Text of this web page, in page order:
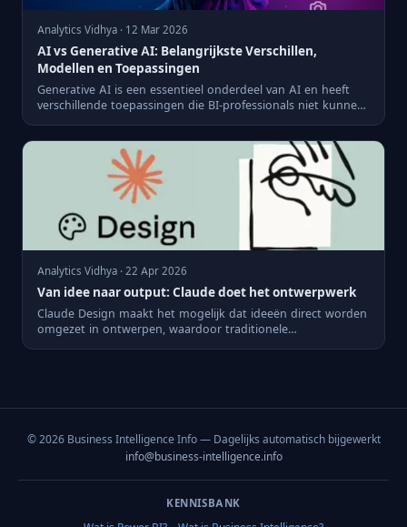
Analytics Vidhya · 12 Mar 2026
AI vs Generative AI: Belangrijkste Verschillen,
Modellen en Toepassingen
Generative AI is een essentieel onderdeel van AI en heeft
verschillende toepassingen die BI-professionals niet kunnen
Analytics Vidhya · 22 Apr 2026
Van idee naar output: Claude doet het ontwerpwerk
Claude Design maakt het mogelijk dat ideeën direct worden
omgezet in ontwerpen, waardoor traditionele
© 2026 Business Intelligence Info — Dagelijks automatisch bijgewerkt
info@business-intelligence.info
KENNISBANK